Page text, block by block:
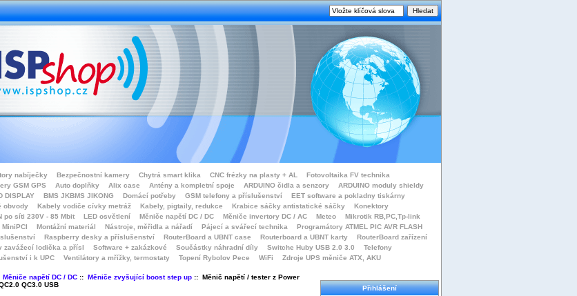
nabíječky Bezpečnostní kamery Chytrá smart klika CNC frézky na plasty + AL
Fotovoltaika FV technika
GSM GPS Auto doplňky Alix case Antény a kompletní spoje ARDUINO čidla a senzory
ARDUINO moduly shieldy
DISPLAY BMS JKBMS JIKONG Domácí potřeby GSM telefony a příslušenství
EET software a pokladny tiskárny
obvody Kabely vodiče cívky metráž Kabely, pigtaily, redukce Krabice sáčky antistatické sáčky
Konektory
po síti 230V - 85 Mbit LED osvětlení Měniče napětí DC / DC Měniče invertory DC / AC Meteo
Mikrotik RB,PC,Tp-link
MiniPCI Montážní materiál Nástroje, měřidla a nářadí Pájecí a svářecí technika
Programátory ATMEL PIC AVR FLASH
Raspberry desky a příslušenství RouterBoard a UBNT case Routerboard a UBNT karty
RouterBoard zařízení
zavážecí lodička a přísl Software + zakázkové Součástky náhradní díly Switche Huby USB 2.0 3.0
Telefony
i k UPC Ventilátory a mřížky, termostaty Topení Rybolov Pece WiFi Zdroje UPS měniče ATX, AKU
Měniče napětí DC / DC:: Měniče zvyšující boost step up:: Měnič napětí / tester z Power
QC3.0 USB
Přihlášení